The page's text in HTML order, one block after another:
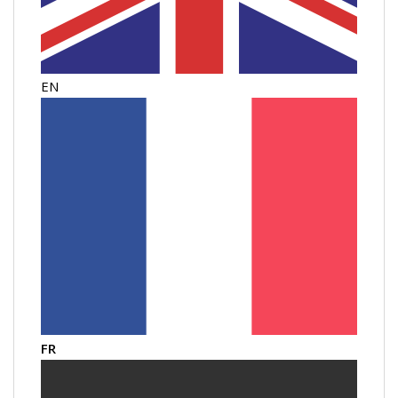
EN
FR